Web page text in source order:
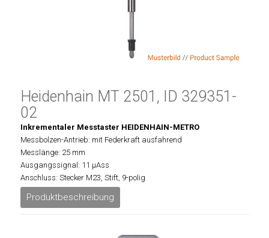
Heidenhain MT 2501, ID 329351-
02
Inkrementaler Messtaster HEIDENHAIN-METRO
Messbolzen-Antrieb: mit Federkraft ausfahrend
Messlänge: 25 mm
Ausgangssignal: 11 µAss
Anschluss: Stecker M23, Stift, 9-polig
Produktbeschreibung